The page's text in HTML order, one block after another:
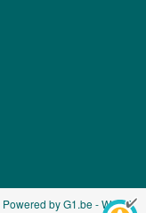
Powered by G1.be - Web &